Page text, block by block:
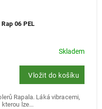
06 PEL
Skladem
Vložit do košíku
Rapala. Láká vibracemi,
lze...